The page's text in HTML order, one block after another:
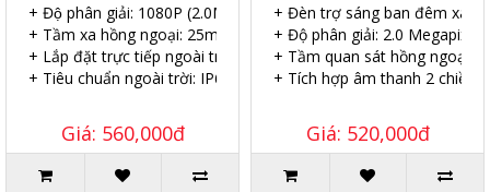
+ Độ phân giải: 1080P (2.0MP).
+ Tầm xa hồng ngoại: 25m.
+ Lắp đặt trực tiếp ngoài trời.
+ Tiêu chuẩn ngoài trời: IP67.
Giá: 560,000đ
+ Đèn trợ sáng ban đêm xa
+ Độ phân giải: 2.0 Megapixel.
+ Tầm quan sát hồng ngoại:
+ Tích hợp âm thanh 2 chiều.
Giá: 520,000đ